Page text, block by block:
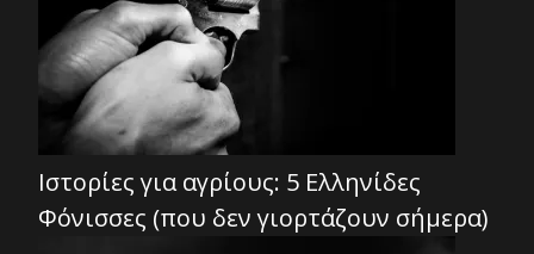
Ιστορίες για αγρίους: 5 Ελληνίδες
Φόνισσες (που δεν γιορτάζουν σήμερα)